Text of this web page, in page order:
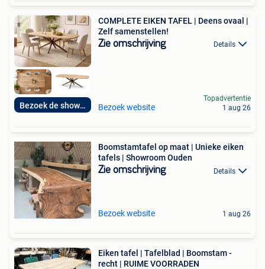
Bezoek de showroom
COMPLETE EIKEN TAFEL | Deens ovaal |
Zelf samenstellen!
Zie omschrijving Details
Bezoek website
Topadvertentie
1 aug 26
Boomstamtafel op maat | Unieke eiken
tafels | Showroom Ouden
Zie omschrijving Details
Bezoek website 1 aug 26
Eiken tafel | Tafelblad | Boomstam -
recht | RUIME VOORRADEN